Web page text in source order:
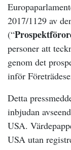
2017/1129 av
(“
personer att
genom det
inför
Detta
inbjudan
USA.
USA utan